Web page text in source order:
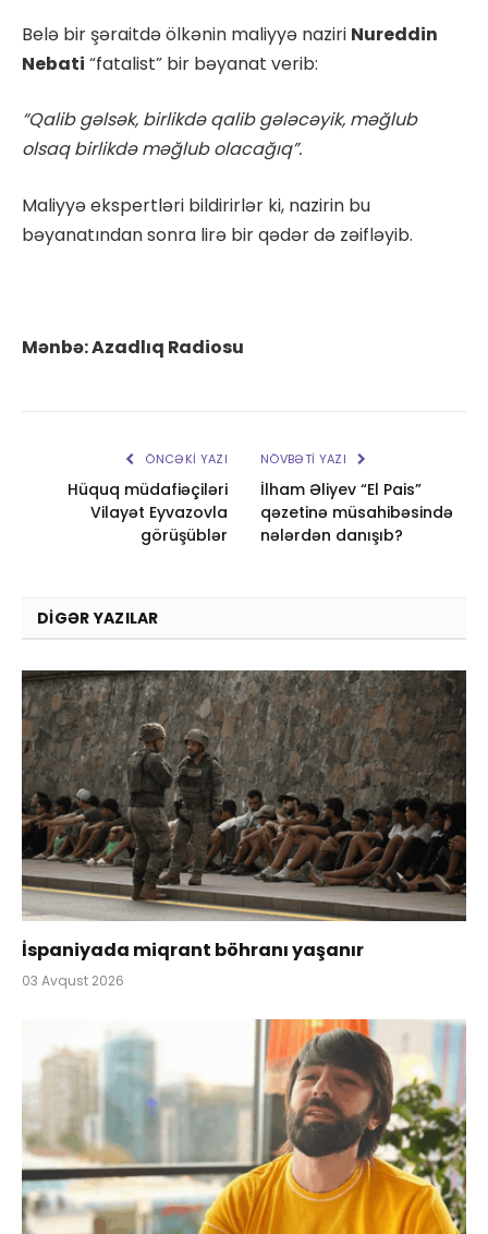
Belə bir şəraitdə ölkənin maliyyə naziri Nureddin
Nebati “fatalist” bir bəyanat verib:
“Qalib gəlsək, birlikdə qalib gələcəyik, məğlub
olsaq birlikdə məğlub olacağıq”.
Maliyyə ekspertləri bildirirlər ki, nazirin bu
bəyanatından sonra lirə bir qədər də zəifləyib.
Mənbə: Azadlıq Radiosu
ÖNCƏKI YAZI
Hüquq müdafiəçiləri
Vilayət Eyvazovla
görüşüblər
NÖVBƏTI YAZI
İlham Əliyev “El Pais”
qəzetinə müsahibəsində
nələrdən danışıb?
DIGƏR YAZILAR
İspaniyada miqrant böhranı yaşanır
03 Avqust 2026